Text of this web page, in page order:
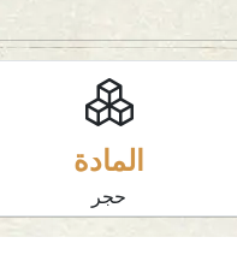
المادة
حجر